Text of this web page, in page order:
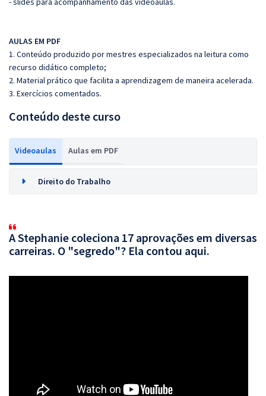
AULAS EM PDF
1. Conteúdo produzido por mestres especializados na leitura como
recurso didático completo;
2. Material prático que facilita a aprendizagem de maneira acelerada.
3. Exercícios comentados.
Conteúdo deste curso
Videoaulas Aulas em PDF
Direito do Trabalho
A Stephanie coleciona 17 aprovações em diversas
carreiras. O "segredo"? Ela contou aqui.